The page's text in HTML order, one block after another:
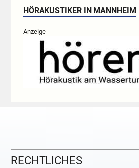
HÖRAKUSTIKER IN MANNHEIM
Anzeige
RECHTLICHES